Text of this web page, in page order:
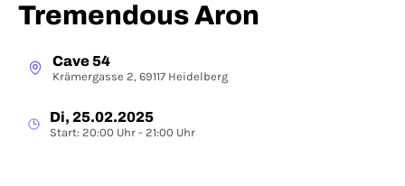
Tremendous Aron
Cave 54
Krämergasse 2, 69117 Heidelberg
Di, 25.02.2025
Start: 20:00 Uhr - 21:00 Uhr